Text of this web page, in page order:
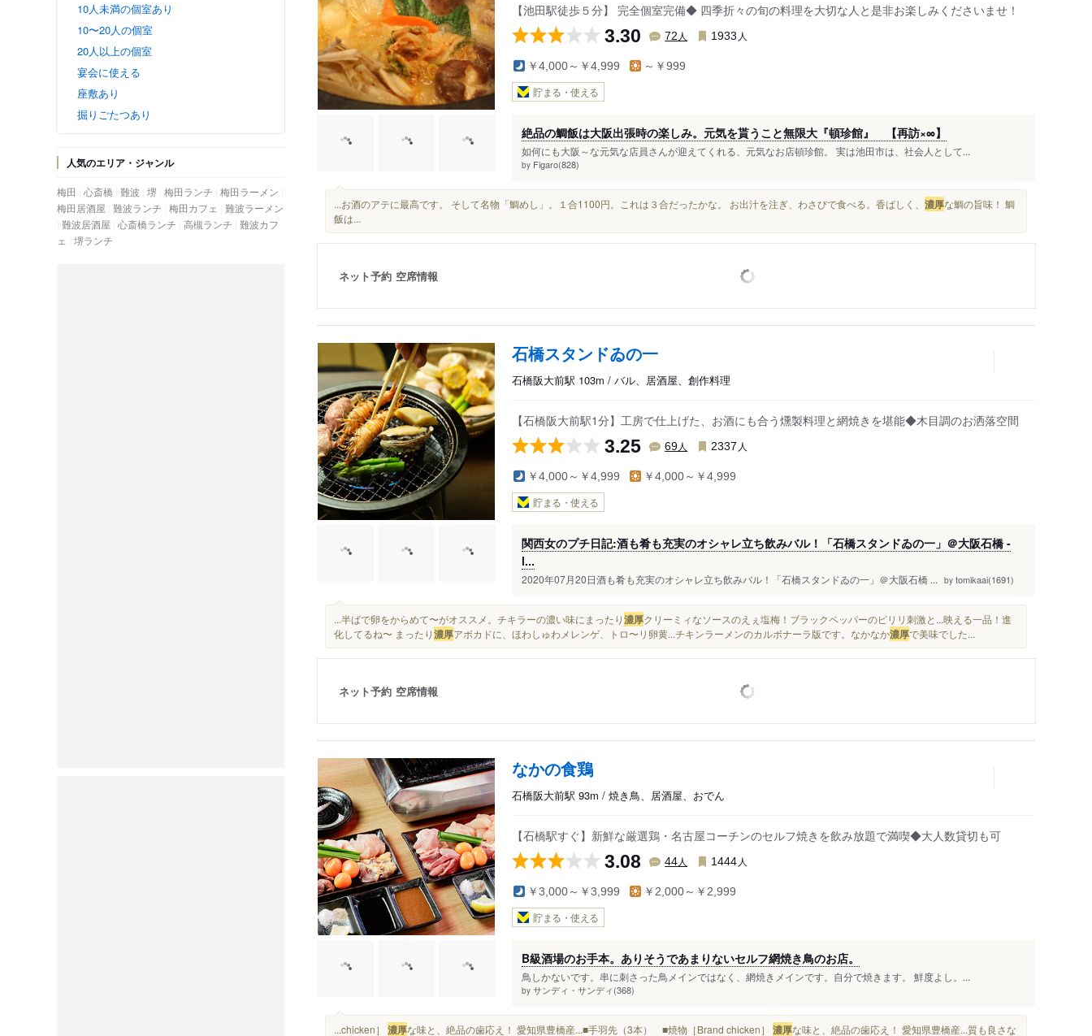
10人未満の個室あり
10〜20人の個室
20人以上の個室
宴会に使える
座敷あり
掘りごたつあり
人気のエリア・ジャンル
梅田 心斎橋 難波 堺 梅田ランチ 梅田ラーメン
梅田居酒屋 難波ランチ 梅田カフェ
難波ラーメン
難波居酒屋 心斎橋ランチ 高槻ランチ 難波カフ
ェ
堺ランチ
【池田駅徒歩５分】 完全個室完備◆ 四季折々の旬の料理を大切な人と是非お楽しみくださいませ！
3.30 72 人 1933 人
￥4,000～￥4,999 ～￥999
貯まる・使える
絶品の鯛飯は大阪出張時の楽しみ。元気を貰うこと無限大『頓珍館』 【再訪×∞】
如何にも大阪～な元気な店員さんが迎えてくれる、元気なお店頓珍館。 実は池田市は、社会人として...
by Figaro(828)
...お酒のアテに最高です。 そして名物「鯛めし」。１合1100円。これは３合だったかな。 お出汁を注ぎ、わさびで食べる。香ばしく、 濃厚な鯛の旨味！ 鯛
飯は...
ネット予約 空席情報
石橋スタンドゐの一
石橋阪大前駅 103m / バル、居酒屋、創作料理
【石橋阪大前駅1分】工房で仕上げた、お酒にも合う燻製料理と網焼きを堪能◆木目調のお洒落空間
3.25 69人 2337 人
￥4,000～￥4,999 ￥4,000～￥4,999
貯まる・使える
関西女のプチ日記:酒も肴も充実のオシャレ立ち飲みバル！「石橋スタンドゐの一」＠大阪石橋 -
l...
2020年07月20日酒も肴も充実のオシャレ立ち飲みバル！「石橋スタンドゐの一」＠大阪石橋 ... by tomikaai(1691)
...半ばで卵をからめて〜がオススメ。チキラーの濃い味にまったり濃厚クリーミィなソースのえぇ塩梅！ブラックペッパーのピリリ刺激と...映える一品！進
化してるね〜 まったり濃厚アボカドに、ほわしゅわメレンゲ、トロ〜リ卵黄...チキンラーメンのカルボナーラ版です。なかなか濃厚で美味でした...
ネット予約 空席情報
なかの食鶏
石橋阪大前駅 93m / 焼き鳥、居酒屋、おでん
【石橋駅すぐ】新鮮な厳選鶏・名古屋コーチンのセルフ焼きを飲み放題で満喫◆大人数貸切も可
3.08 44人 1444 人
￥3,000～￥3,999 ￥2,000～￥2,999
貯まる・使える
B級酒場のお手本。ありそうであまりないセルフ網焼き鳥のお店。
鳥しかないです。串に刺さった鳥メインではなく、網焼きメインです。自分で焼きます。 鮮度よし。...
by サンディ・サンディ(368)
...chicken］ 濃厚な味と、絶品の歯応え！ 愛知県豊橋産...■手羽先（3本） ■焼物［Brand chicken］ 濃厚な味と、絶品の歯応え！ 愛知県豊橋産...質も良さな